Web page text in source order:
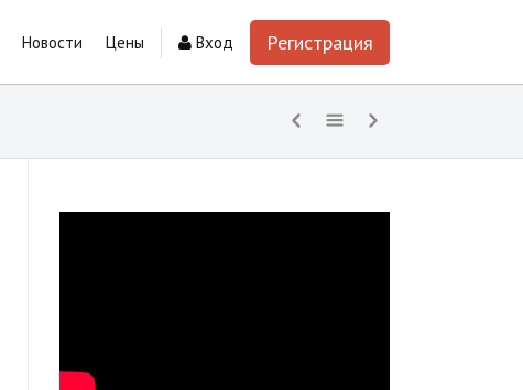
Регистрация
Вход
Новости Цены